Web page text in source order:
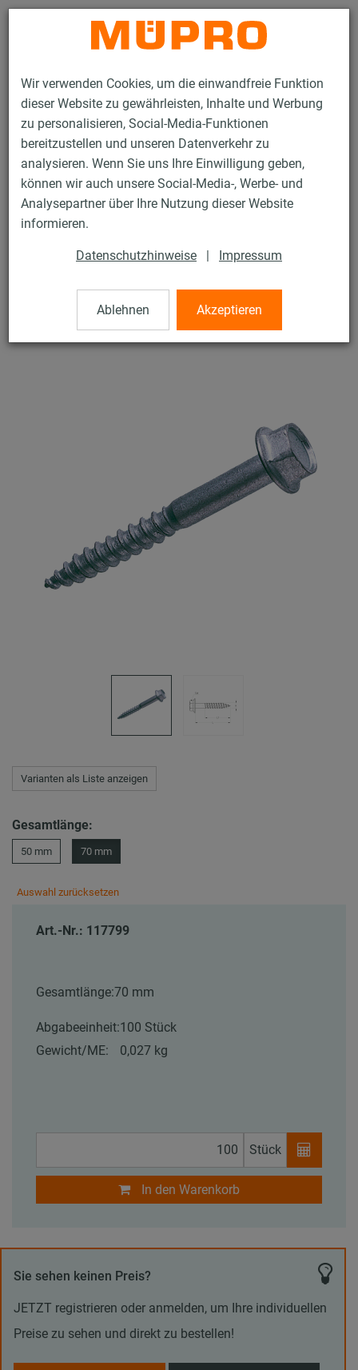
Wir verwenden Cookies, um die einwandfreie Funktion
dieser Website zu gewährleisten, Inhalte und Werbung
zu personalisieren, Social-Media-Funktionen
bereitzustellen und unseren Datenverkehr zu
analysieren. Wenn Sie uns Ihre Einwilligung geben,
können wir auch unsere Social-Media-, Werbe- und
Analysepartner über Ihre Nutzung dieser Website
informieren.
Datenschutzhinweise | Impressum
Ablehnen Akzeptieren
Kontakt
Produkte Befestigungstechnik Montageteile Scheibenschrauben
49 / 82
Scheibenschrauben
Scheibenschraube, H8 x 70 mm, verzinkt
Varianten als Liste anzeigen
Gesamtlänge:
50 mm 70 mm
Auswahl zurücksetzen
Art.-Nr.: 117799
Gesamtlänge:70 mm
Abgabeeinheit:100 Stück
Gewicht/ME:
0,027 kg
Stück
In den Warenkorb
Sie sehen keinen Preis?
JETZT registrieren oder anmelden, um Ihre individuellen
Preise zu sehen und direkt zu bestellen!